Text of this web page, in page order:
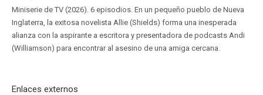
Miniserie de TV (2026). 6 episodios. En un pequeño pueblo de Nueva
Inglaterra, la exitosa novelista Allie (Shields) forma una inesperada
alianza con la aspirante a escritora y presentadora de podcasts Andi
(Williamson) para encontrar al asesino de una amiga cercana.
Enlaces externos